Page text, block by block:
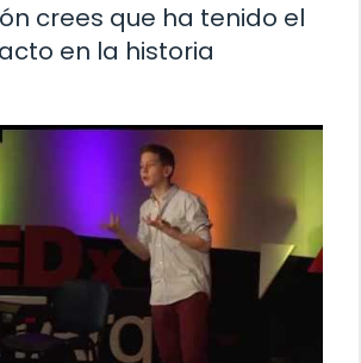
crees que ha tenido el
en la historia